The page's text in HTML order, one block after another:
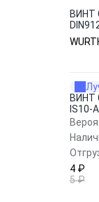
ВИНТ
ВИНТ
IS10-
4 ₽
5 ₽